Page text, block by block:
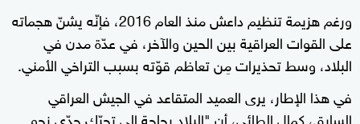
ورغم هزيمة تنظيم داعش منذ العام 2016، فإنّه يشنّ هجماته
على القوات العراقية بين الحين والآخر، في عدّة مدن في
البلاد، وسط تحذيرات مِن تعاظم قوّته بسبب التراخي الأمني.
في هذا الإطار، يرى العميد المتقاعد في الجيش العراقي
السابق، كمال الطائي، أن "البلاد بحاجةٍ إلى تحرّكٍ جدّي نحو